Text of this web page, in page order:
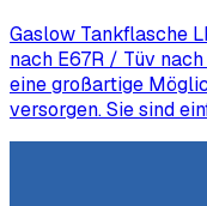
Gaslow Tankflasche
nach E67R / Tüv
eine großartige
versorgen. Sie sind